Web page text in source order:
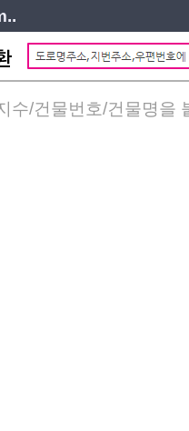
수/건물번호/건물명을